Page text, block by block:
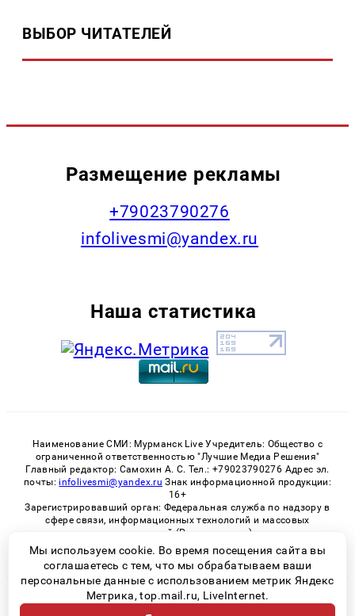
ВЫБОР ЧИТАТЕЛЕЙ
Размещение рекламы
+79023790276
infolivesmi@yandex.ru
Наша статистика
Наименование СМИ: Мурманск Live Учредитель: Общество с
ограниченной ответственностью "Лучшие Медиа Решения"
Главный редактор: Самохин А. С. Тел.: +79023790276 Адрес эл.
почты: infolivesmi@yandex.ru Знак информационной продукции:
16+
Зарегистрировавший орган: Федеральная служба по надзору в
сфере связи, информационных технологий и массовых
коммуникаций (Роскомнадзор)
Регистрационный номер СМИ ЭЛ № ФС 77 - 82534 от 21.01.2022
© 2026 «Murmansk-live» | Все права защищены
Мы используем cookie. Во время посещения сайта вы
соглашаетесь с тем, что мы обрабатываем ваши
персональные данные с использованием метрик Яндекс
Метрика, top.mail.ru, LiveInternet.